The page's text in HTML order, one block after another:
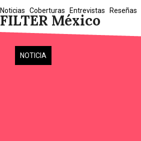
FILTER México
Noticias Coberturas Entrevistas Reseñas
NOTICIA